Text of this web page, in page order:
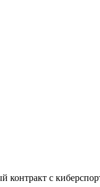
контракт с